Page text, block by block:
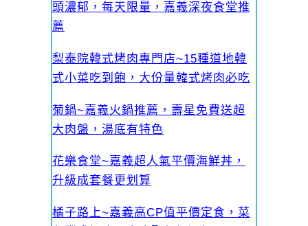
頭濃郁，每天限量，嘉義深夜食堂推
薦
梨泰院韓式烤肉專門店~15種道地韓
式小菜吃到飽，大份量韓式烤肉必吃
菊鍋~嘉義火鍋推薦，壽星免費送超
大肉盤，湯底有特色
花樂食堂~嘉義超人氣平價海鮮丼，
升級成套餐更划算
橘子路上~嘉義高CP值平價定食，菜